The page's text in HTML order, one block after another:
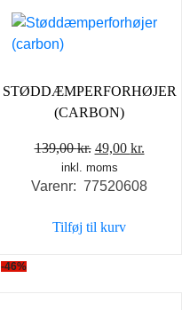
STØDDÆMPERFORHØJER
(CARBON)
139,00kr. Den
oprindelige
pris
139,00 kr..
49,00 kr.
pris
inkl. moms
Varenr: 77520608
Tilføj til kurv
-46%